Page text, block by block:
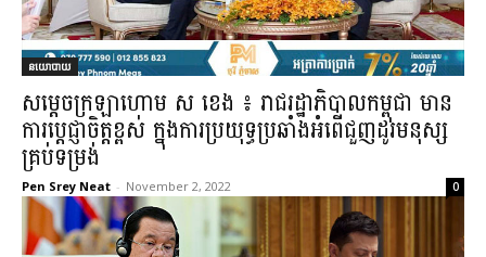
នយោបាយ
សម្ដេចក្រឡាហោម ស ខេង ៖ រាជរដ្ឋាភិបាលកម្ពុជា មាន
ការប្ដេជ្ញាចិត្តខ្ពស់ ក្នុងការប្រយុទ្ធប្រឆាំងអំពើជួញដូរមនុស្ស
គ្រប់ទម្រង់
Pen Srey Neat - November 2, 2022 0